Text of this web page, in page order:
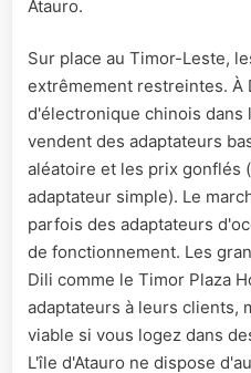
Atauro.
Sur place au Timor-Leste,
extrêmement restreintes. À
d'électronique chinois dans
vendent des adaptateurs
aléatoire et les prix gonflés
adaptateur simple). Le
parfois des adaptateurs
de fonctionnement. Les
Dili comme le Timor Plaza
adaptateurs à leurs clients,
viable si vous logez dans
L'île d'Atauro ne dispose